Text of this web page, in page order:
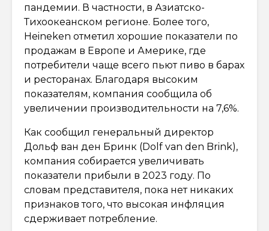
пандемии. В частности, в Азиатско-
Тихоокеанском регионе. Более того,
Heineken отметил хорошие показатели по
продажам в Европе и Америке, где
потребители чаще всего пьют пиво в барах
и ресторанах. Благодаря высоким
показателям, компания сообщила об
увеличении производительности на 7,6%.
Как сообщил генеральный директор
Дольф ван ден Бринк (Dolf van den Brink),
компания собирается увеличивать
показатели прибыли в 2023 году. По
словам представителя, пока нет никаких
признаков того, что высокая инфляция
сдерживает потребление.